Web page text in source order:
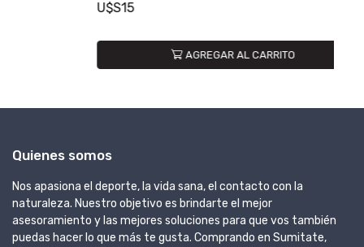
AGREGAR AL CARRITO
Quienes somos
Nos apasiona el deporte, la vida sana, el contacto con la
naturaleza. Nuestro objetivo es brindarte el mejor
asesoramiento y las mejores soluciones para que vos también
puedas hacer lo que más te gusta. Comprando en Sumitate,